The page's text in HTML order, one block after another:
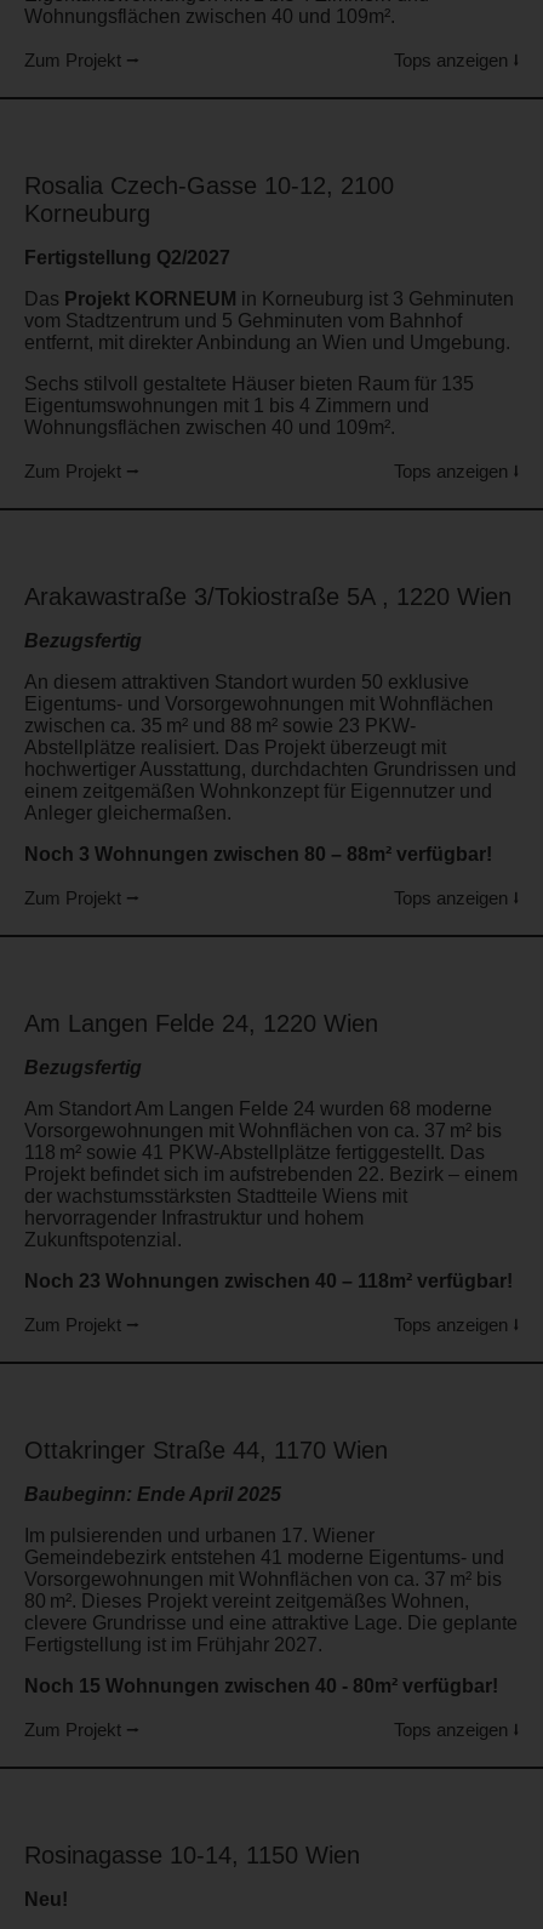
Wohnungsflächen zwischen 40 und 109m².
Tops anzeigen ⭣
Zum Projekt ⭢
Rosalia Czech-Gasse 10-12, 2100
Korneuburg
Fertigstellung Q2/2027
Das Projekt KORNEUM in Korneuburg ist 3 Gehminuten
vom Stadtzentrum und 5 Gehminuten vom Bahnhof
entfernt, mit direkter Anbindung an Wien und Umgebung.
Sechs stilvoll gestaltete Häuser bieten Raum für 135
Eigentumswohnungen mit 1 bis 4 Zimmern und
Wohnungsflächen zwischen 40 und 109m².
Tops anzeigen ⭣
Zum Projekt ⭢
Arakawastraße 3/Tokiostraße 5A , 1220 Wien
Bezugsfertig
An diesem attraktiven Standort wurden 50 exklusive
Eigentums- und Vorsorgewohnungen mit Wohnflächen
zwischen ca. 35 m² und 88 m² sowie 23 PKW-
Abstellplätze realisiert. Das Projekt überzeugt mit
hochwertiger Ausstattung, durchdachten Grundrissen und
einem zeitgemäßen Wohnkonzept für Eigennutzer und
Anleger gleichermaßen.
Noch 3 Wohnungen zwischen 80 – 88m² verfügbar!
Tops anzeigen ⭣
Zum Projekt ⭢
Am Langen Felde 24, 1220 Wien
Bezugsfertig
Am Standort Am Langen Felde 24 wurden 68 moderne
Vorsorgewohnungen mit Wohnflächen von ca. 37 m² bis
118 m² sowie 41 PKW-Abstellplätze fertiggestellt. Das
Projekt befindet sich im aufstrebenden 22. Bezirk – einem
der wachstumsstärksten Stadtteile Wiens mit
hervorragender Infrastruktur und hohem
Zukunftspotenzial.
Noch 23 Wohnungen zwischen 40 – 118m² verfügbar!
Tops anzeigen ⭣
Zum Projekt ⭢
Ottakringer Straße 44, 1170 Wien
Baubeginn: Ende April 2025
Im pulsierenden und urbanen 17. Wiener
Gemeindebezirk entstehen 41 moderne Eigentums- und
Vorsorgewohnungen mit Wohnflächen von ca. 37 m² bis
80 m². Dieses Projekt vereint zeitgemäßes Wohnen,
clevere Grundrisse und eine attraktive Lage. Die geplante
Fertigstellung ist im Frühjahr 2027.
Noch 15 Wohnungen zwischen 40 - 80m² verfügbar!
Tops anzeigen ⭣
Zum Projekt ⭢
Rosinagasse 10-14, 1150 Wien
Neu!